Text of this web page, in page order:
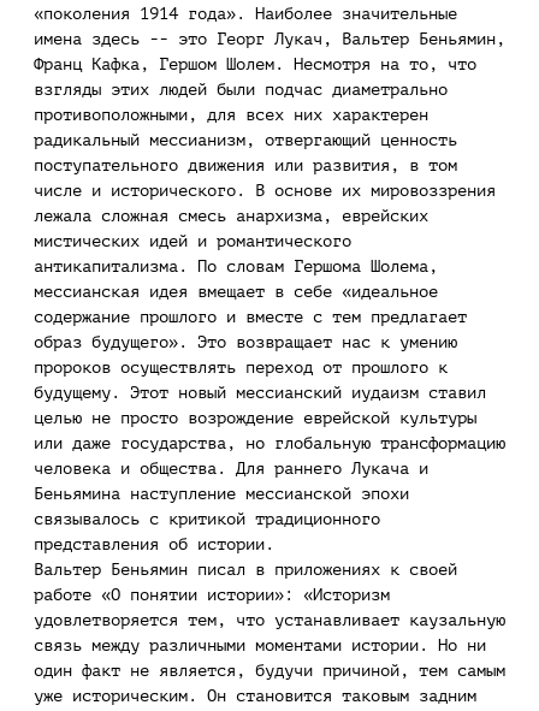
«поколения 1914 года». Наиболее значительные
имена здесь -- это Георг Лукач, Вальтер Беньямин,
Франц Кафка, Гершом Шолем. Несмотря на то, что
взгляды этих людей были подчас диаметрально
противоположными, для всех них характерен
радикальный мессианизм, отвергающий ценность
поступательного движения или развития, в том
числе и исторического. В основе их мировоззрения
лежала сложная смесь анархизма, еврейских
мистических идей и романтического
антикапитализма. По словам Гершома Шолема,
мессианская идея вмещает в себе «идеальное
содержание прошлого и вместе с тем предлагает
образ будущего». Это возвращает нас к умению
пророков осуществлять переход от прошлого к
будущему. Этот новый мессианский иудаизм ставил
целью не просто возрождение еврейской культуры
или даже государства, но глобальную трансформацию
человека и общества. Для раннего Лукача и
Беньямина наступление мессианской эпохи
связывалось с критикой традиционного
представления об истории.
Вальтер Беньямин писал в приложениях к своей
работе «О понятии истории»: «Историзм
удовлетворяется тем, что устанавливает каузальную
связь между различными моментами истории. Но ни
один факт не является, будучи причиной, тем самым
уже историческим. Он становится таковым задним